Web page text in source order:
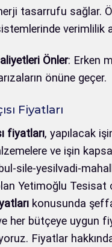
tasarrufu sağlar.
verimlilik
Önler: Erken
önüne geçer.
Fiyatları
fiyatları, yapılacak
ve işin
sile-yesilvadi-
Yetimoğlu Tesisat
konusunda
her bütçeye uygun
Fiyatlar